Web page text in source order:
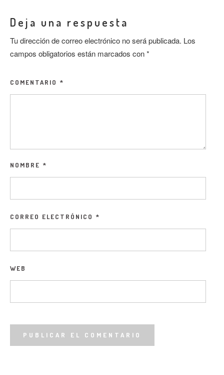
Deja una respuesta
Tu dirección de correo electrónico no será publicada. Los
campos obligatorios están marcados con*
COMENTARIO *
NOMBRE *
CORREO ELECTRÓNICO *
WEB